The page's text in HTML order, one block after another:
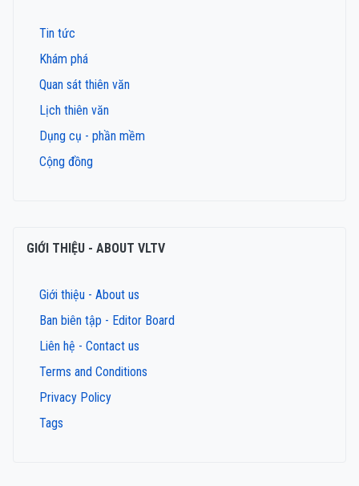
Tin tức
Khám phá
Quan sát thiên văn
Lịch thiên văn
Dụng cụ - phần mềm
Cộng đồng
GIỚI THIỆU - ABOUT VLTV
Giới thiệu - About us
Ban biên tập - Editor Board
Liên hệ - Contact us
Terms and Conditions
Privacy Policy
Tags